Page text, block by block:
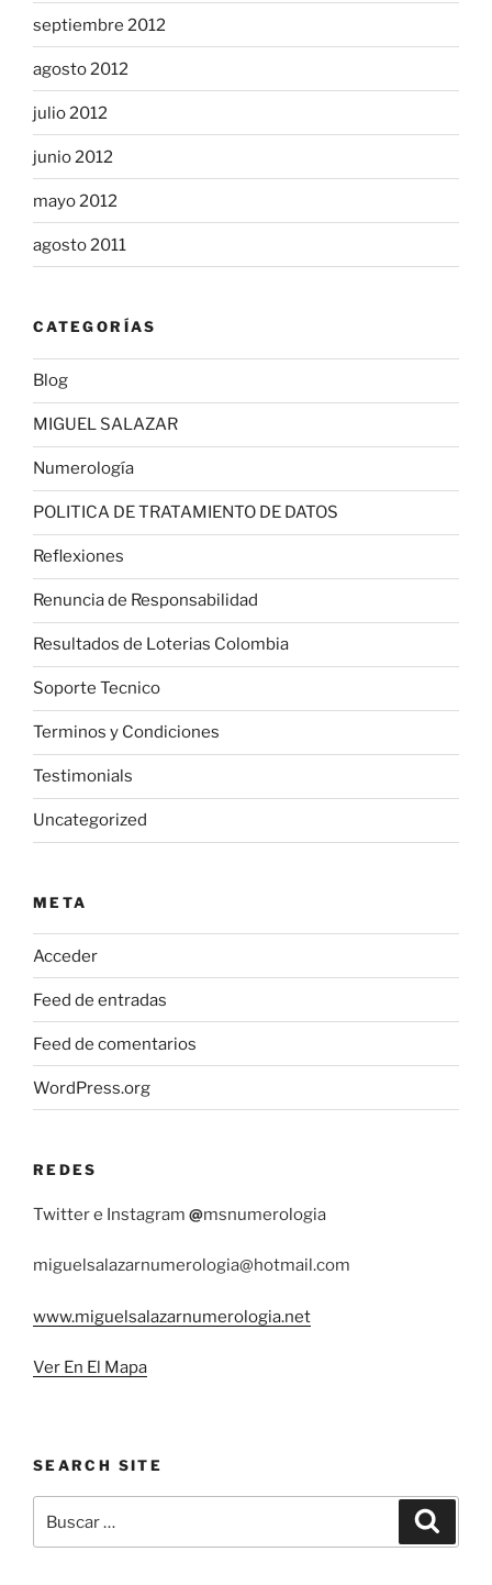
septiembre 2012
agosto 2012
julio 2012
junio 2012
mayo 2012
agosto 2011
CATEGORÍAS
Blog
MIGUEL SALAZAR
Numerología
POLITICA DE TRATAMIENTO DE DATOS
Reflexiones
Renuncia de Responsabilidad
Resultados de Loterias Colombia
Soporte Tecnico
Terminos y Condiciones
Testimonials
Uncategorized
META
Acceder
Feed de entradas
Feed de comentarios
WordPress.org
REDES
Twitter e Instagram @msnumerologia
miguelsalazarnumerologia@hotmail.com
www.miguelsalazarnumerologia.net
Ver En El Mapa
SEARCH SITE
por: